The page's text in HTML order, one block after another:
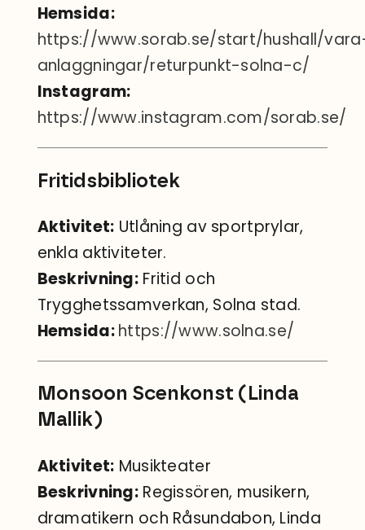
Hemsida:
https://www.sorab.se/start/hushall/
anlaggningar/returpunkt-solna-c/
Instagram:
https://www.instagram.com/sorab.se/
Fritidsbibliotek
Aktivitet: Utlåning av sportprylar,
enkla aktiviteter.
Beskrivning:Fritid och
Trygghetssamverkan, Solna stad.
Hemsida:https://www.solna.se/
Monsoon Scenkonst (Linda
Mallik)
Aktivitet: Musikteater
Beskrivning:Regissören, musikern,
dramatikern och Råsundabon, Linda